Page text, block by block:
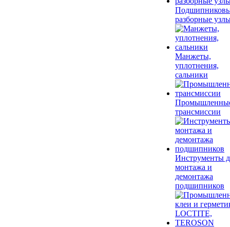
разборные
Манжеты,
уплотнения,
сальники
трансмиссии
Инструменты
монтажа и
демонтажа
подшипников